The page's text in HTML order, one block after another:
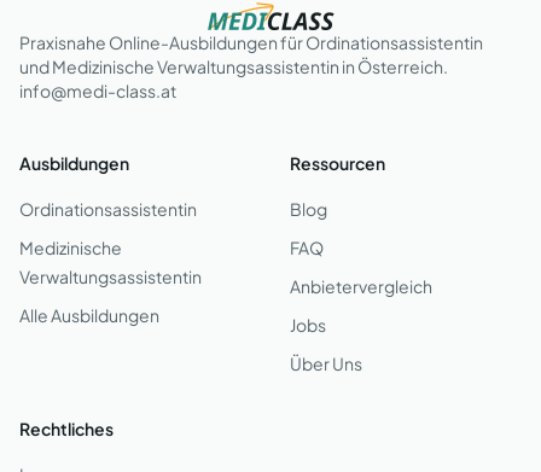
Praxisnahe Online-Ausbildungen für Ordinationsassistentin
und Medizinische Verwaltungsassistentin in Österreich.
info@medi-class.at
Ausbildungen
Ordinationsassistentin
Medizinische
Verwaltungsassistentin
Alle Ausbildungen
Ressourcen
Blog
FAQ
Anbietervergleich
Jobs
Über Uns
Rechtliches